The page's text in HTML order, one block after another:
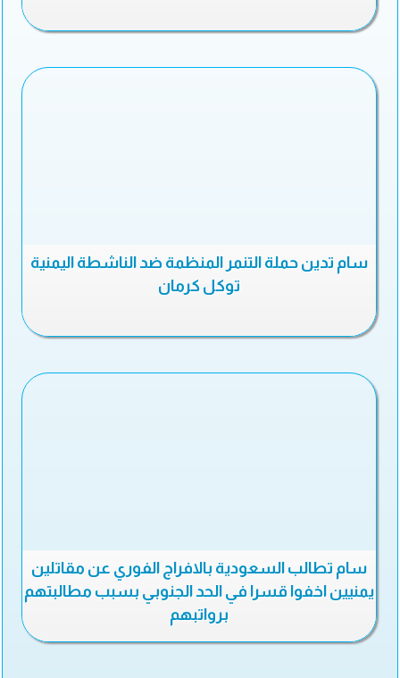
سام تدين حملة التنمر المنظمة ضد الناشطة اليمنية
توكل كرمان
سام تطالب السعودية بالافراج الفوري عن مقاتلين
يمنيين اخفوا قسرا في الحد الجنوبي بسبب مطالبتهم
برواتبهم